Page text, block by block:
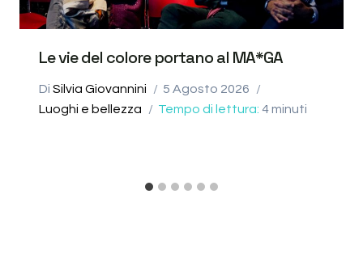
Le vie del colore portano al MA*GA
Di Silvia Giovannini
5 Agosto 2026
Luoghi e bellezza
Tempo di lettura: 4minuti